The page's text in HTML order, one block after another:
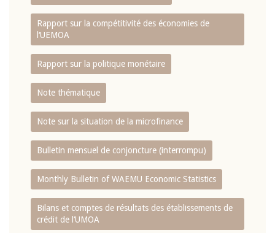
Rapport sur la compétitivité des économies de
l‘UEMOA
Rapport sur la politique monétaire
Note thématique
Note sur la situation de la microfinance
Bulletin mensuel de conjoncture (interrompu)
Monthly Bulletin of WAEMU Economic Statistics
Bilans et comptes de résultats des établissements de
crédit de l‘UMOA